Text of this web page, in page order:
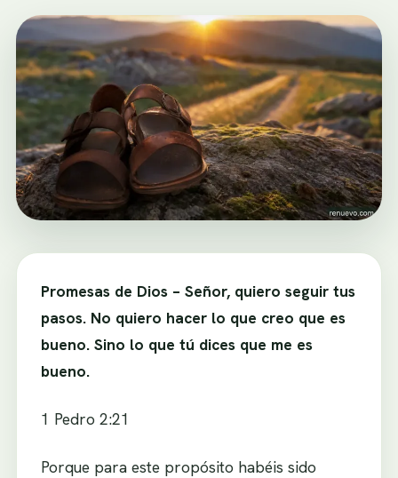
Promesas de Dios – Señor, quiero seguir tus
pasos. No quiero hacer lo que creo que es
bueno. Sino lo que tú dices que me es
bueno.
1 Pedro 2:21
Porque para este propósito habéis sido